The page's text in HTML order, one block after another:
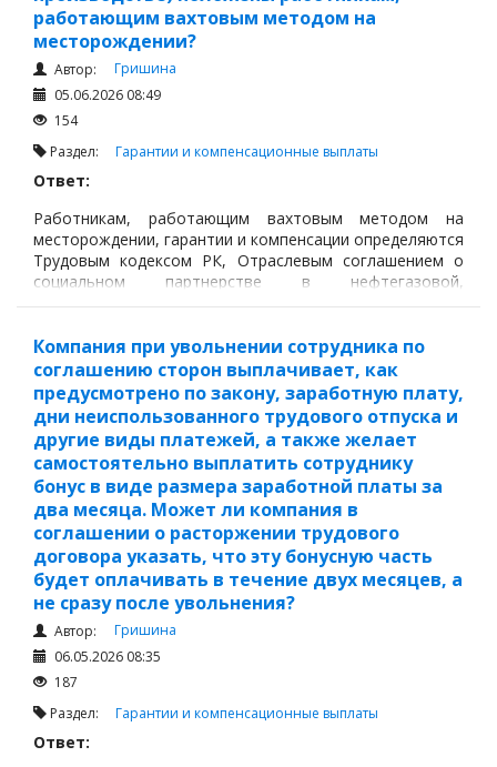
работающим вахтовым методом на
месторождении?
Автор:
Гришина
05.06.2026 08:49
154
Раздел: Гарантии и компенсационные выплаты
Ответ:
Работникам, работающим вахтовым методом на
месторождении, гарантии и компенсации определяются
Трудовым кодексом РК, Отраслевым соглашением о
социальном партнерстве в нефтегазовой,
нефтеперерабатывающей и нефтегазохимической
также локальными актами работодателя и
результатами аттестации производственных объектов
по условиям труда.
Компания при увольнении сотрудника по
соглашению сторон выплачивает, как
предусмотрено по закону, заработную плату,
дни неиспользованного трудового отпуска и
другие виды платежей, а также желает
самостоятельно выплатить сотруднику
бонус в виде размера заработной платы за
два месяца. Может ли компания в
соглашении о расторжении трудового
договора указать, что эту бонусную часть
будет оплачивать в течение двух месяцев, а
не сразу после увольнения?
Автор:
Гришина
06.05.2026 08:35
187
Раздел: Гарантии и компенсационные выплаты
Ответ: